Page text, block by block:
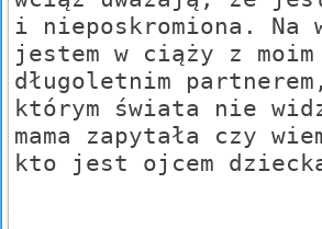
i nieposkromiona. Na
jestem w ciąży z moim
długoletnim
którym świata nie
mama zapytała czy
kto jest ojcem